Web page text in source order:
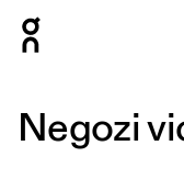
Negozi